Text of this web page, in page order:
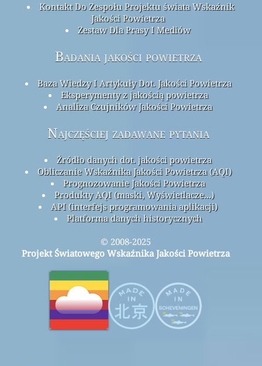
Kontakt Do Zespołu Projektu świata Wskaźnik
Jakości Powietrza
Zestaw Dla Prasy I Mediów
Badania jakości powietrza
Baza Wiedzy I Artykuły Dot. Jakości Powietrza
Eksperymenty z jakością powietrza
Analiza Czujników Jakości Powietrza
Najczęściej zadawane pytania
Źródło danych dot. jakości powietrza
Obliczanie Wskaźnika Jakości Powietrza (AQI)
Prognozowanie Jakości Powietrza
Produkty AQI (maski, Wyświetlacze...)
API (interfejs programowania aplikacji)
Platforma danych historycznych
© 2008-2025
Projekt Światowego Wskaźnika Jakości Powietrza